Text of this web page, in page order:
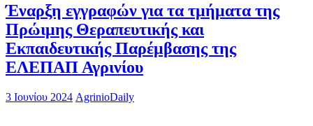
Έναρξη εγγραφών για τα τμήματα της
Πρώιμης Θεραπευτικής και
Εκπαιδευτικής Παρέμβασης της
ΕΛΕΠΑΠ Αγρινίου
3 Ιουνίου 2024 AgrinioDaily